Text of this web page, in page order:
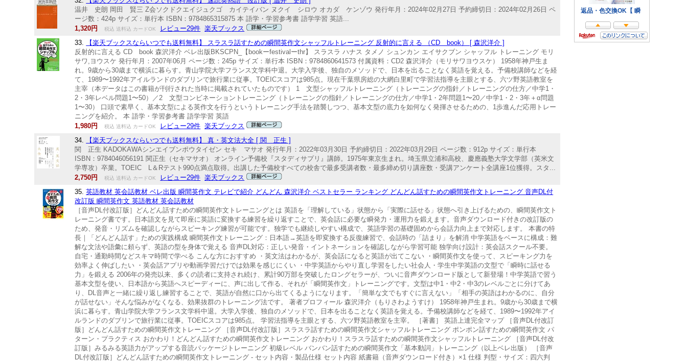
温井 史朗 岡田 賢三 Z会ソクドクエイジュクゴ カイテイバン ヌクイ シロウ オカダ ケンゾウ 発行年月：2024年02月27日 予約締切日：2024年02月26日 ペ
ージ数：424p サイズ：単行本 ISBN：9784865315875 本 語学・学習参考書 語学学習 英語...
1,320円
税込 送料込 カードOK レビュー29件 楽天ブックス
33.
【楽天ブックスならいつでも送料無料】 スラスラ話すための瞬間英作文シャッフルトレーニング 反射的に言える （CD book） [ 森沢洋介 ]
反射的に言える CD book 森沢洋介 ベレ出版BKSCPN_【bookーfestivalーthr】 スラスラ ハナス タメノ シュンカン エイサクブン シャッフル トレーニング モリ
サワ,ヨウスケ 発行年月：2007年06月 ページ数：245p サイズ：単行本 ISBN：9784860641573 付属資料：CD2 森沢洋介（モリサワヨウスケ） 1958年神戸生ま
れ。9歳から30歳まで横浜に暮らす。青山学院大学フランス文学科中退。大学入学後、独自のメソッドで、日本を出ることなく英語を覚える。予備校講師などを経
て、1989〜1992年アイルランドのダブリンで旅行業に従事。TOEICスコアは985点。現在千葉県房総の大網白里町で学習法指導を主眼とする、六ツ野英語教室を
主宰（本データはこの書籍が刊行された当時に掲載されていたものです） 1 文型シャッフルトレーニング（トレーニングの指針／トレーニングの仕方／中学1・
2・3年レベル問題1〜50）／2 文型コンビネーショントレーニング（トレーニングの指針／トレーニングの仕方／中学1・2年問題1〜20／中学1・2・3年＋α問題
1〜30） 口頭で素早く、基本文型による英作文を行うというトレーニング手法を踏襲しつつ、基本文型の底力を如何なく発揮させるための、1歩進んだ応用トレー
ニングを紹介。 本 語学・学習参考書 語学学習 英語
1,980円
税込 送料込 カードOK レビュー29件 楽天ブックス
34.
【楽天ブックスならいつでも送料無料】 真・英文法大全 [ 関 正生 ]
関 正生 KADOKAWAシンエイブンポウタイゼン セキ マサオ 発行年月：2022年03月30日 予約締切日：2022年03月29日 ページ数：912p サイズ：単行本
ISBN：9784046056191 関正生（セキマサオ） オンライン予備校『スタディサプリ』講師。1975年東京生まれ。埼玉県立浦和高校、慶應義塾大学文学部（英米文
学専攻）卒業。TOEIC L＆Rテスト990点満点取得。出講した予備校すべての校舎で最多受講者数・最多締め切り講座数・受講アンケート全講座1位獲得。スタ...
2,750円
税込 送料込 カードOK レビュー29件 楽天ブックス
35.英語教材 英会話教材 ベレ出版 瞬間英作文 テレビで紹介 どんどん 森沢洋介 ベストセラー ランキング どんどん話すための瞬間英作文トレーニング 音声DL付
改訂版 瞬間英作文 英語教材 英会話教材
［音声DL付改訂版］どんどん話すための瞬間英作文トレーニングとは 英語を「理解している」状態から「実際に話せる」状態へ引き上げるための、瞬間英作文ト
レーニング書です。日本語文を見て即座に英語に変換する練習を繰り返すことで、英会話に必要な瞬発力・運用力を鍛えます。音声ダウンロード付きの改訂版の
ため、発音・リズムを確認しながらスピーキング練習が可能です。独学でも継続しやすい構成で、英語学習の基礎固めから会話力向上まで対応します。 本書の特
長｜「どんどん話す」ための実践構成 瞬間英作文トレーニング：日本語→英語を即変換する反復練習で、会話時の「詰まり」を解消 中学英語をベースに構成：難
解な文法や語彙に頼らず、英語の型を身体で覚える 音声DL対応：正しい発音・イントネーションを確認しながら学習可能 独学向け設計：英会話スクール不要。
自宅・通勤時間などスキマ時間で学べる こんな方におすすめ ・英文法はわかるが、英会話になると英語が出てこない ・瞬間英作文を使って、スピーキング力を
効率よく伸ばしたい ・英会話アプリや動画学習だけでは効果を感じにくい ・中学英語からやり直し学習をしたい社会人・学生中学英語の文型で「瞬時に話せる
力」を鍛える 2006年の発売以来、多くの読者に支持され続け、累計90万部を突破したロングセラーが、ついに音声ダウンロード版として新登場！中学英語で習う
基本文型を使い、日本語から英語へスピーディーに、声に出して作る、それが「瞬間英作文」トレーニングです。文型は中1・中2・中3のレベルごとに分けてあ
り、DL音声と一緒に繰り返し練習することで、英語が自然に口から出てくるようになります。「簡単な文でもすぐに言えない」「相手の英語はわかるのに、自分
が話せない」そんな悩みがなくなる、効果抜群のトレーニング法です。 著者プロフィール 森沢洋介（もりさわようすけ） 1958年神戸生まれ。9歳から30歳まで横
浜に暮らす。青山学院大学フランス文学科中退。大学入学後、独自のメソッドで、日本を出ることなく英語を覚える。予備校講師などを経て、1989〜1992年アイ
ルランドのダブリンで旅行業に従事。TOEICスコアは985点。 学習法指導を主眼とする、六ツ野英語教室を主宰。 ［著書］ 英語上達完全マップ ［音声DL付改訂
版］どんどん話すための瞬間英作文トレーニング ［音声DL付改訂版］スラスラ話すための瞬間英作文シャッフルトレーニング ポンポン話すための瞬間英作文 パ
ターン・プラクティス おかわり！どんどん話すための瞬間英作文トレーニング おかわり！スラスラ話すための瞬間英作文シャッフルトレーニング ［音声DL付改
訂版］みるみる英語力がアップする音読パッケージトレーニング 初級レベル バンバン話すための瞬間英作文「基本動詞」トレーニング（以上ベレ出版） ［音声
DL付改訂版］どんどん話すための瞬間英作文トレーニング - セット内容・製品仕様 セット内容 紙書籍（音声ダウンロード付き）×1 仕様 判型・サイズ：四六判